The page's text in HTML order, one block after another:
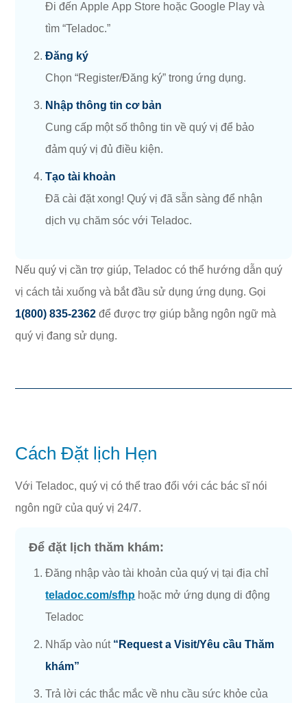
Đi đến Apple App Store hoặc Google Play và
tìm “Teladoc.”
Đăng ký
Chọn “Register/Đăng ký” trong ứng dụng.
Nhập thông tin cơ bản
Cung cấp một số thông tin về quý vị để bảo
đảm quý vị đủ điều kiện.
Tạo tài khoản
Đã cài đặt xong! Quý vị đã sẵn sàng để nhận
dịch vụ chăm sóc với Teladoc.
Nếu quý vị cần trợ giúp, Teladoc có thể hướng dẫn quý
vị cách tải xuống và bắt đầu sử dụng ứng dụng. Gọi
1(800) 835-2362 để được trợ giúp bằng ngôn ngữ mà
quý vị đang sử dụng.
Cách Đặt lịch Hẹn
Với Teladoc, quý vị có thể trao đổi với các bác sĩ nói
ngôn ngữ của quý vị 24/7.
Để đặt lịch thăm khám:
Đăng nhập vào tài khoản của quý vị tại địa chỉ
teladoc.com/sfhp hoặc mở ứng dụng di động
Teladoc
Nhấp vào nút “Request a Visit/Yêu cầu Thăm
khám”
Trả lời các thắc mắc về nhu cầu sức khỏe của